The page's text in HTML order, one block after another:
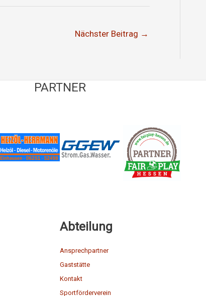
Nächster Beitrag →
PARTNER
Abteilung
Ansprechpartner
Gaststätte
Kontakt
Sportförderverein